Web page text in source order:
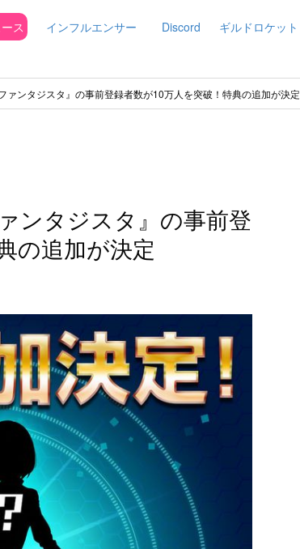
ス インフルエンサー Discord ギルドロケット
ァンタジスタ』の事前登録者数が10万人を突破！特典の追加が決定
ンタジスタ』の事前登
の追加が決定